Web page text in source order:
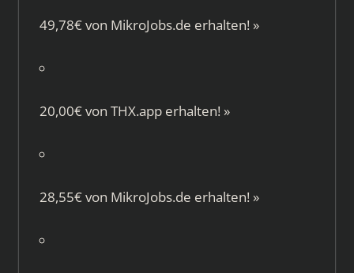
49,78€ von MikroJobs.de erhalten! »
20,00€ von THX.apperhalten! »
28,55€ von MikroJobs.de erhalten! »